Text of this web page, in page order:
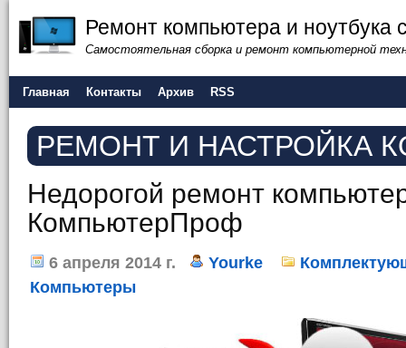
Ремонт компьютера и ноутбука
Самостоятельная сборка и ремонт компьютерной
Главная Контакты Архив RSS
РЕМОНТ И НАСТРОЙКА
Недорогой ремонт
КомпьютерПроф
6 апреля 2014 г. Yourke
Компьютеры